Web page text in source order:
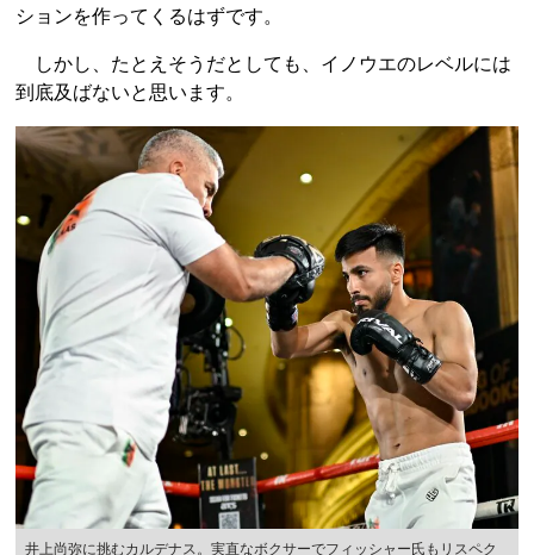
ションを作ってくるはずです。
しかし、たとえそうだとしても、イノウエのレベルには
到底及ばないと思います。
井上尚弥に挑むカルデナス。実直なボクサーでフィッシャー氏もリスペク